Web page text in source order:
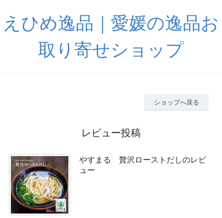
えひめ逸品｜愛媛の逸品お
取り寄せショップ
ショップへ戻る
レビュー投稿
やすまる 贅沢ローストだしのレビ
ュー